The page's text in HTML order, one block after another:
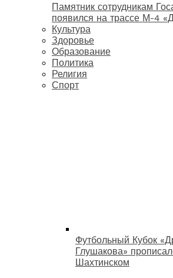
Памятник сотрудникам
появился на трассе М-4
Культура
Здоровье
Образование
Политика
Религия
Спорт
Футбольный Кубок
Глушакова»
Шахтинском